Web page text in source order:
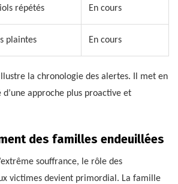
répétés En cours
plaintes En cours
la chronologie des alertes. Il met en
d’une approche plus proactive et
des familles endeuillées
souffrance, le rôle des
victimes devient primordial. La famille